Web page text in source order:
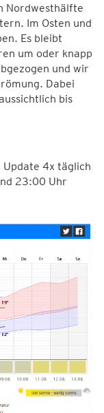
Nordwesthälfte
Im Osten und
Es bleibt
um oder knapp
und wir
Dabei
bis
Update 4x täglich
23:00 Uhr